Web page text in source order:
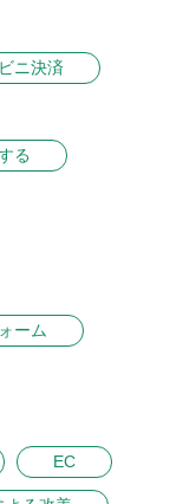
ニ決済
る
ーム
EC